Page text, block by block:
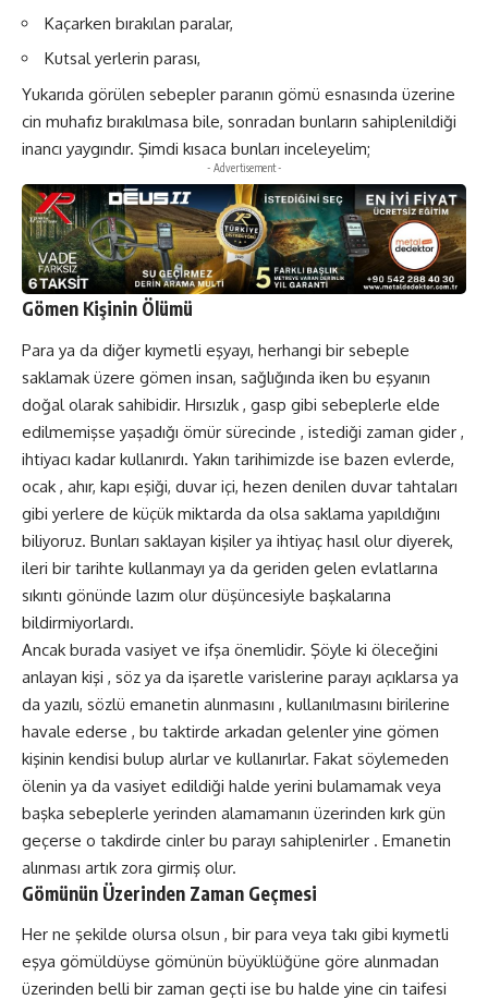
Kaçarken bırakılan paralar,
Kutsal yerlerin parası,
Yukarıda görülen sebepler paranın gömü esnasında üzerine
cin muhafız bırakılmasa bile, sonradan bunların sahiplenildiği
inancı yaygındır. Şimdi kısaca bunları inceleyelim;
- Advertisement -
Gömen Kişinin Ölümü
Para ya da diğer kıymetli eşyayı, herhangi bir sebeple
saklamak üzere gömen insan, sağlığında iken bu eşyanın
doğal olarak sahibidir. Hırsızlık , gasp gibi sebeplerle elde
edilmemişse yaşadığı ömür sürecinde , istediği zaman gider ,
ihtiyacı kadar kullanırdı. Yakın tarihimizde ise bazen evlerde,
ocak , ahır, kapı eşiği, duvar içi, hezen denilen duvar tahtaları
gibi yerlere de küçük miktarda da olsa saklama yapıldığını
biliyoruz. Bunları saklayan kişiler ya ihtiyaç hasıl olur diyerek,
ileri bir tarihte kullanmayı ya da geriden gelen evlatlarına
sıkıntı gönünde lazım olur düşüncesiyle başkalarına
bildirmiyorlardı.
Ancak burada vasiyet ve ifşa önemlidir. Şöyle ki öleceğini
anlayan kişi , söz ya da işaretle varislerine parayı açıklarsa ya
da yazılı, sözlü emanetin alınmasını , kullanılmasını birilerine
havale ederse , bu taktirde arkadan gelenler yine gömen
kişinin kendisi bulup alırlar ve kullanırlar. Fakat söylemeden
ölenin ya da vasiyet edildiği halde yerini bulamamak veya
başka sebeplerle yerinden alamamanın üzerinden kırk gün
geçerse o takdirde cinler bu parayı sahiplenirler . Emanetin
alınması artık zora girmiş olur.
Gömünün Üzerinden Zaman Geçmesi
Her ne şekilde olursa olsun , bir para veya takı gibi kıymetli
eşya gömüldüyse gömünün büyüklüğüne göre alınmadan
üzerinden belli bir zaman geçti ise bu halde yine cin taifesi